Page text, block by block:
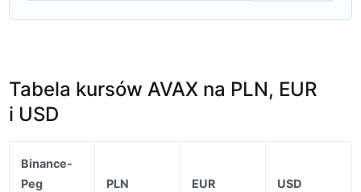
Tabela kursów AVAX na PLN, EUR
i USD
Binance-
Peg
PLN EUR USD